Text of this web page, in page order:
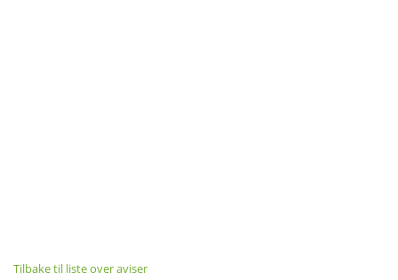
Tilbake til liste over aviser